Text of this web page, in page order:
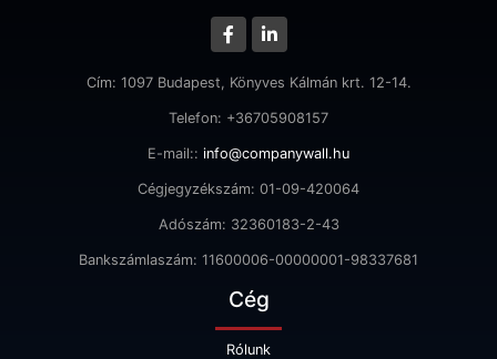
Cím: 1097 Budapest, Könyves Kálmán krt. 12-14.
Telefon: +36705908157
E-mail:: info@companywall.hu
Cégjegyzékszám: 01-09-420064
Adószám: 32360183-2-43
Bankszámlaszám: 11600006-00000001-98337681
Cég
Rólunk